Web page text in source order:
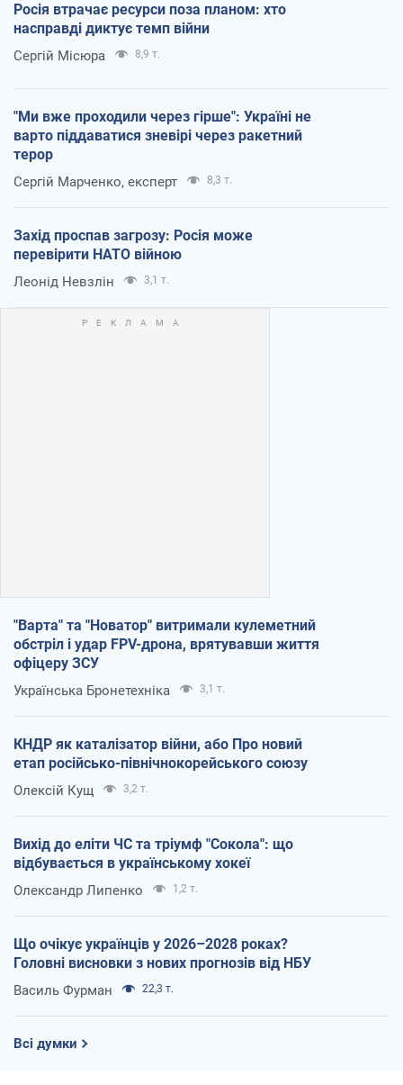
Росія втрачає ресурси поза планом: хто
насправді диктує темп війни
Сергій Місюра 8,9 т.
"Ми вже проходили через гірше": Україні не
варто піддаватися зневірі через ракетний
терор
Сергій Марченко, експерт 8,3 т.
Захід проспав загрозу: Росія може
перевірити НАТО війною
Леонід Невзлін 3,1 т.
"Варта" та "Новатор" витримали кулеметний
обстріл і удар FPV-дрона, врятувавши життя
офіцеру ЗСУ
Українська Бронетехніка 3,1 т.
КНДР як каталізатор війни, або Про новий
етап російсько-північнокорейського союзу
Олексій Кущ 3,2 т.
Вихід до еліти ЧС та тріумф "Сокола": що
відбувається в українському хокеї
Олександр Липенко 1,2 т.
Що очікує українців у 2026–2028 роках?
Головні висновки з нових прогнозів від НБУ
Василь Фурман 22,3 т.
Всі думки